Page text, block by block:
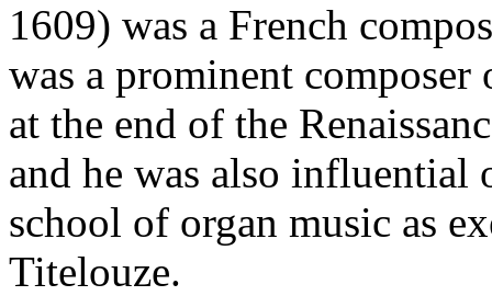
1609) was a French
was a prominent composer
at the end of the
and he was also influential
school of organ music as
Titelouze.